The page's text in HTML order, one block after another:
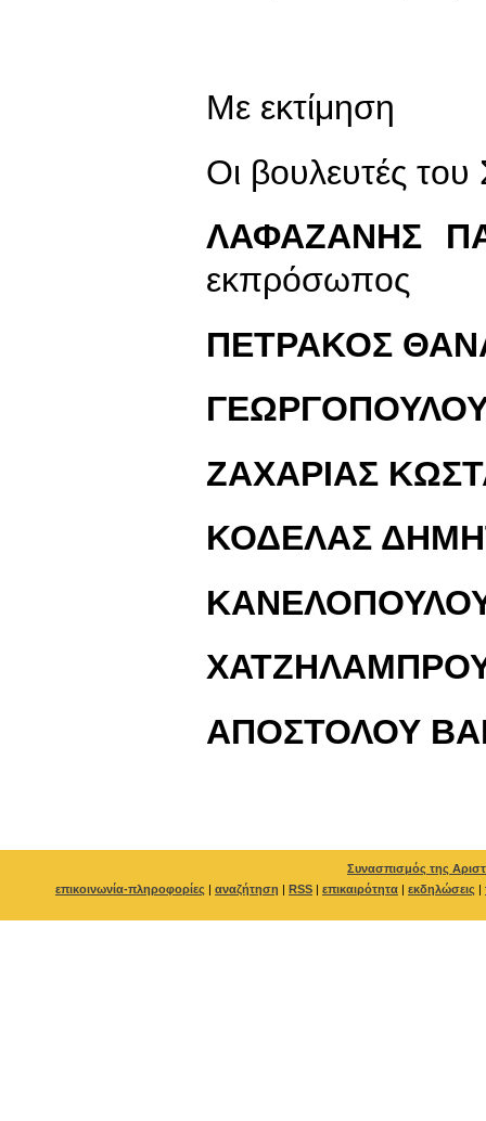
Με εκτίμηση
Οι βουλευτές
ΛΑΦΑΖΑΝΗΣ
εκπρόσωπος
ΠΕΤΡΑΚΟΣ
ΖΑΧΑΡΙΑΣ
ΚΟΔΕΛΑΣ
ΑΠΟΣΤΟΛΟΥ
Συνασπισμός της
επικοινωνία-πληροφορίες | αναζήτηση | RSS | επικαιρότητα | εκδηλώσεις |